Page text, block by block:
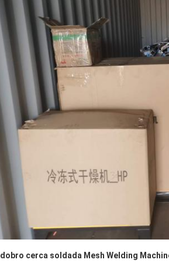
cerca soldada Mesh Welding